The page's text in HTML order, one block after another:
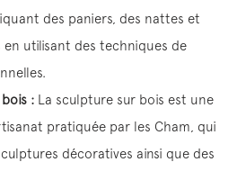
des paniers, des nattes et
en utilisant des techniques de
: La sculpture sur bois est une
pratiquée par les Cham, qui
décoratives ainsi que des